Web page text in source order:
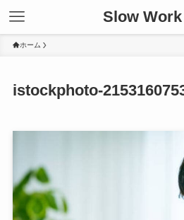
Slow
ホーム
istockphoto-